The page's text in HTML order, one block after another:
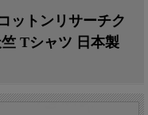
ットンリサーチク
Tシャツ 日本製